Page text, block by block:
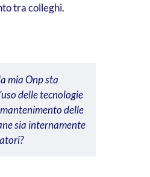
tra colleghi.
mia Onp sta
delle tecnologie
delle
sia internamente